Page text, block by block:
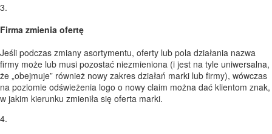
3.
Firma zmienia ofertę
Jeśli podczas zmiany asortymentu, oferty lub pola działania nazwa
firmy może lub musi pozostać niezmieniona (i jest na tyle uniwersalna,
że „obejmuje” również nowy zakres działań marki lub firmy), wówczas
na poziomie odświeżenia logo o nowy claim można dać klientom znak,
w jakim kierunku zmieniła się oferta marki.
4.